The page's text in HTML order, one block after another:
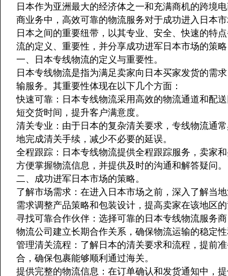
日本作为亚洲最大的经济体之一和充满商机的跨境
商业务中，高效可靠的物流服务对于成功进入日本
日本之间的重要纽带，以其专业、安全、快速的特
流的定义、重要性，并分享成功进军日本市场的策
一、日本专线物流的定义与重要性。
日本专线物流是指为满足卖家向日本买家发货的需
输服务。其重要性体现在以下几个方面：
快速可靠：日本专线物流采用高效的物流通道和配
短交货时间，提升客户满意度。
清关专业：由于日本的复杂清关要求，专线物流通
地完成清关手续，减少不必要的延误。
全程跟踪：日本专线物流提供全程跟踪服务，卖家
方便掌握物流信息，并提供及时的沟通和解答疑问。
二、成功进军日本市场的策略。
了解市场需求：在进入日本市场之前，深入了解当
需求调整产品策略和包装设计，提高卖家在该地区
寻找可靠合作伙伴：选择可靠的日本专线物流服务
物流公司建立长期合作关系，确保物流运输的稳定
管理清关流程：了解日本的清关要求和流程，提前
合，确保包裹能够顺利通过海关。
提供完整的物流信息：在订单确认和发货通知中，